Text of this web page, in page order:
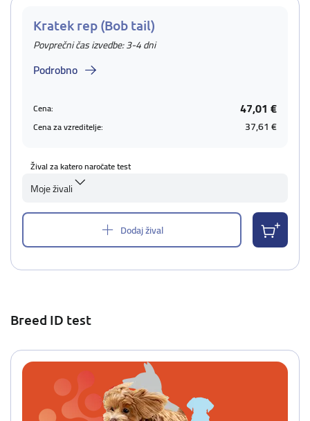
Kratek rep (Bob tail)
Povprečni čas izvedbe: 3-4 dni
Podrobno
Cena: 47,01 €
Cena za vzreditelje: 37,61 €
Žival za katero naročate test
Moje živali
Dodaj žival
Breed ID test